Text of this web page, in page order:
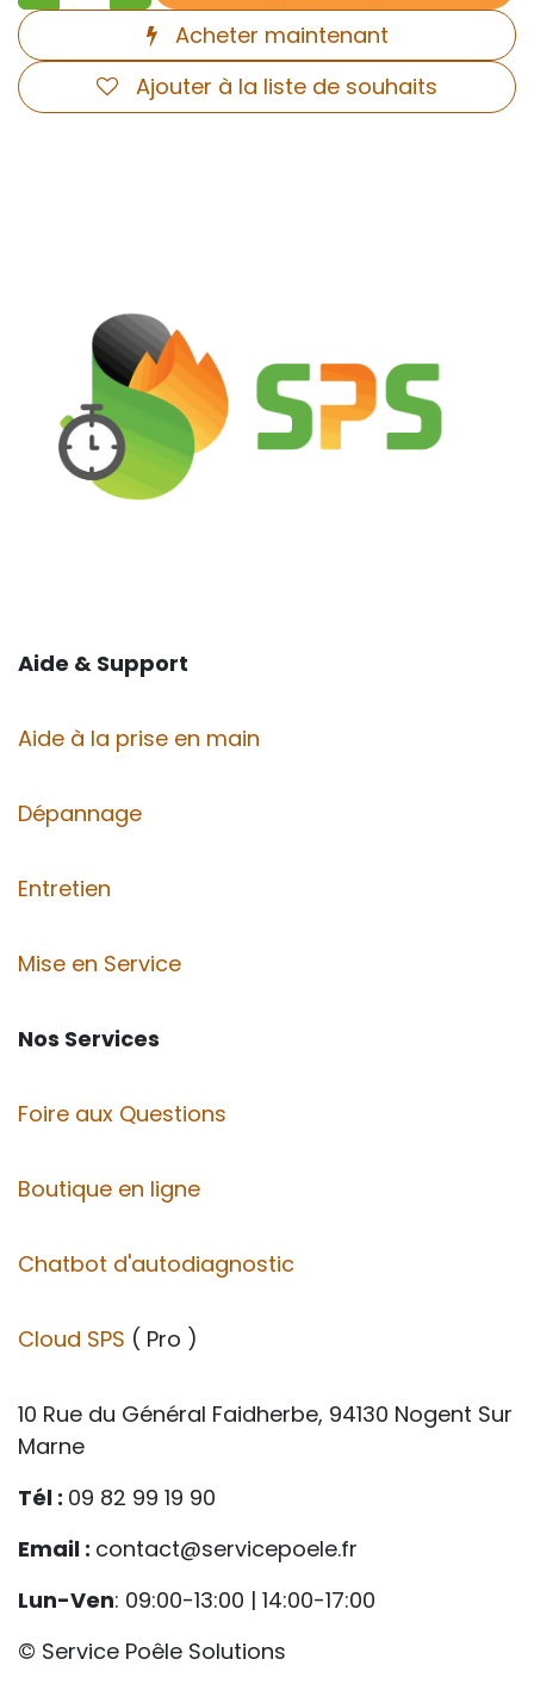
Acheter maintenant
Ajouter à la liste de souhaits
Aide & Support
Aide à la prise en main
Dépannage
Entretien
Mise en Service
Nos Services
Foire aux Questions
Boutique en ligne
Chatbot d'autodiagnostic
Cloud SPS ( Pro )
10 Rue du Général Faidherbe, 94130 Nogent Sur
Marne
Tél : 09 82 99 19 90
Email : contact@servicepoele.fr
Lun-Ven: 09:00-13:00 | 14:00-17:00
© Service Poêle Solutions